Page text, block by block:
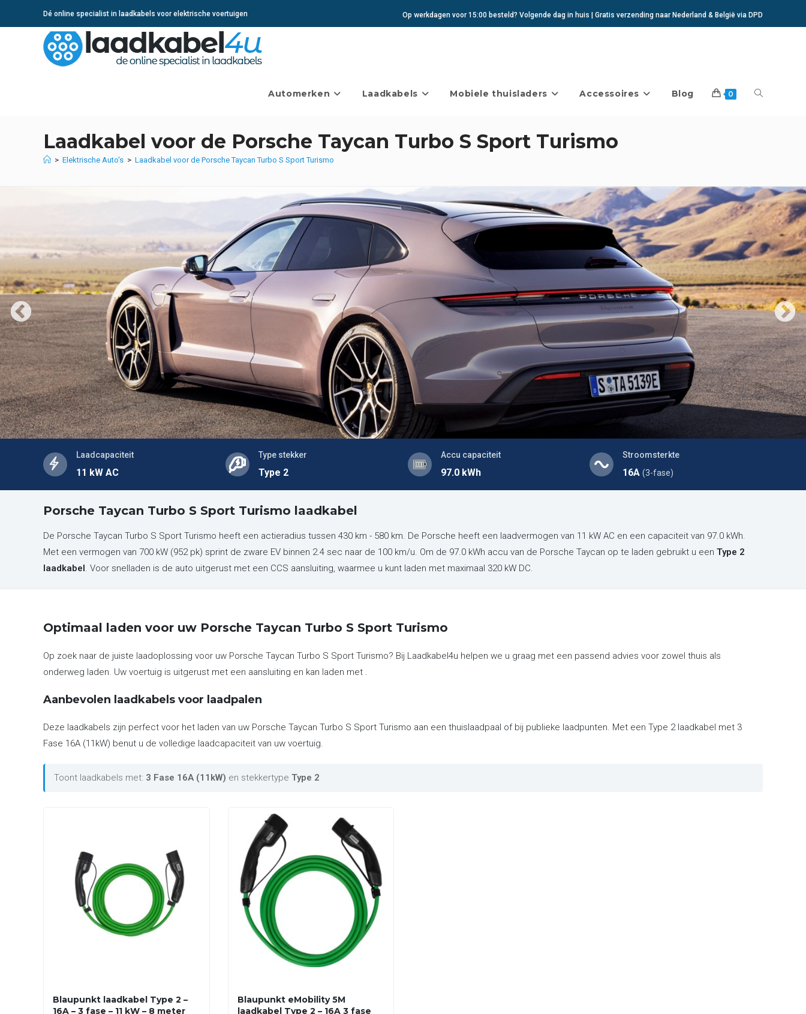
Dé online specialist in laadkabels voor elektrische voertuigen Op werkdagen voor 15:00 besteld? Volgende dag in huis | Gratis verzending naar Nederland & België via DPD
Automerken Laadkabels Mobiele thuisladers Accessoires Blog 0 Toggle
Laadkabel voor de Porsche Taycan Turbo S Sport Turismo
> Elektrische Auto's > Laadkabel voor de Porsche Taycan Turbo S Sport Turismo
Laadcapaciteit
11 kW AC
Type stekker
Type 2
Accu capaciteit
97.0 kWh
Stroomsterkte
16A(3-fase)
Porsche Taycan Turbo S Sport Turismo laadkabel
De Porsche Taycan Turbo S Sport Turismo heeft een actieradius tussen 430 km - 580 km. De Porsche heeft een laadvermogen van 11 kW AC en een capaciteit van 97.0 kWh.
Met een vermogen van 700 kW (952 pk) sprint de zware EV binnen 2.4 sec naar de 100 km/u. Om de 97.0 kWh accu van de Porsche Taycan op te laden gebruikt u een Type 2
laadkabel. Voor snelladen is de auto uitgerust met een CCS aansluiting, waarmee u kunt laden met maximaal 320 kW DC.
Optimaal laden voor uw Porsche Taycan Turbo S Sport Turismo
Op zoek naar de juiste laadoplossing voor uw Porsche Taycan Turbo S Sport Turismo? Bij Laadkabel4u helpen we u graag met een passend advies voor zowel thuis als
onderweg laden. Uw voertuig is uitgerust met een aansluiting en kan laden met .
Aanbevolen laadkabels voor laadpalen
Deze laadkabels zijn perfect voor het laden van uw Porsche Taycan Turbo S Sport Turismo aan een thuislaadpaal of bij publieke laadpunten. Met een Type 2 laadkabel met 3
Fase 16A (11kW) benut u de volledige laadcapaciteit van uw voertuig.
Toont laadkabels met: 3 Fase 16A (11kW) en stekkertype Type 2
Blaupunkt laadkabel Type 2 –
16A – 3 fase – 11 kW – 8 meter
Blaupunkt eMobility 5M
laadkabel Type 2 – 16A 3 fase